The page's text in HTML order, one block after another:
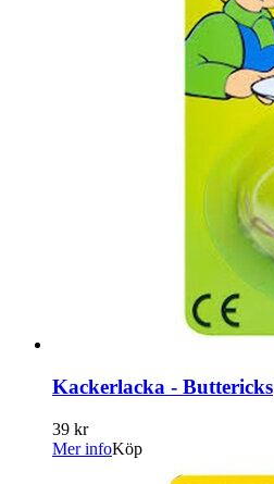
Kackerlacka - Buttericks
39 kr
Mer infoKöp